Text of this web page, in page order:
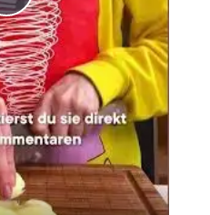
Play
Video